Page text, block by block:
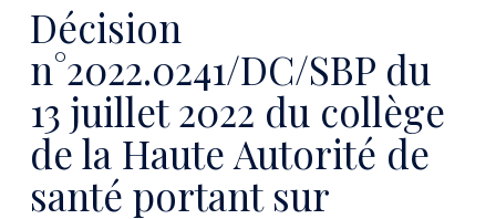
Décision
n°2022.0241/DC/SBP du
13 juillet 2022 du collège
de la Haute Autorité de
santé portant sur